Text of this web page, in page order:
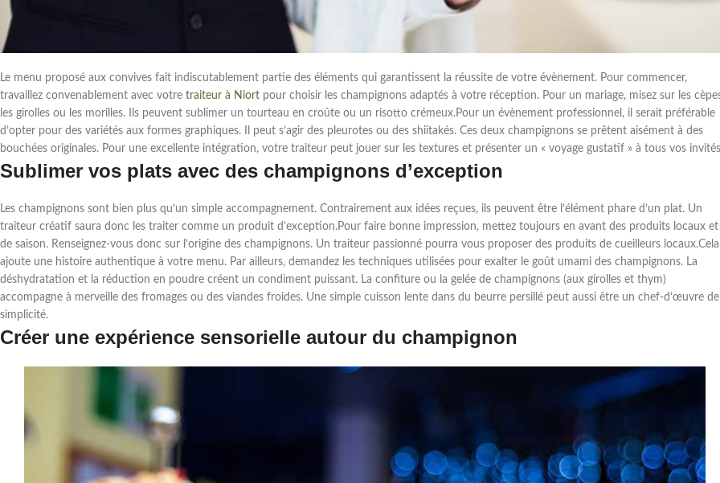
Le menu proposé aux convives fait indiscutablement partie des éléments qui garantissent la réussite de votre évènement. Pour commencer,
travaillez convenablement avec votre traiteur à Niort pour choisir les champignons adaptés à votre réception. Pour un mariage, misez sur les
les girolles ou les morilles. Ils peuvent sublimer un tourteau en croûte ou un risotto crémeux.Pour un évènement professionnel, il serait préférable
d’opter pour des variétés aux formes graphiques. Il peut s’agir des pleurotes ou des shiitakés. Ces deux champignons se prêtent aisément à des
bouchées originales. Pour une excellente intégration, votre traiteur peut jouer sur les textures et présenter un « voyage gustatif » à tous vos
Sublimer vos plats avec des champignons d’exception
Les champignons sont bien plus qu’un simple accompagnement. Contrairement aux idées reçues, ils peuvent être l’élément phare d’un plat. Un
traiteur créatif saura donc les traiter comme un produit d’exception.Pour faire bonne impression, mettez toujours en avant des produits locaux et
de saison. Renseignez-vous donc sur l’origine des champignons. Un traiteur passionné pourra vous proposer des produits de cueilleurs locaux.Cela
ajoute une histoire authentique à votre menu. Par ailleurs, demandez les techniques utilisées pour exalter le goût umami des champignons. La
déshydratation et la réduction en poudre créent un condiment puissant. La confiture ou la gelée de champignons (aux girolles et thym)
accompagne à merveille des fromages ou des viandes froides. Une simple cuisson lente dans du beurre persillé peut aussi être un chef-d’œuvre de
simplicité.
Créer une expérience sensorielle autour du champignon